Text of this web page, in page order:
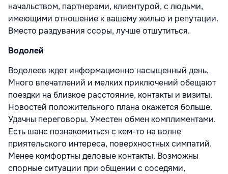
начальством, партнерами, клиентурой, с людьми,
имеющими отношение к вашему жилью и репутации.
Вместо раздувания ссоры, лучше отшутиться.
Водолей
Водолеев ждет информационно насыщенный день.
Много впечатлений и мелких приключений обещают
поездки на близкое расстояние, контакты и визиты.
Новостей положительного плана окажется больше.
Удачны переговоры. Уместен обмен комплиментами.
Есть шанс познакомиться с кем-то на волне
приятельского интереса, поверхностных симпатий.
Менее комфортны деловые контакты. Возможны
спорные ситуации при общении с соседями,